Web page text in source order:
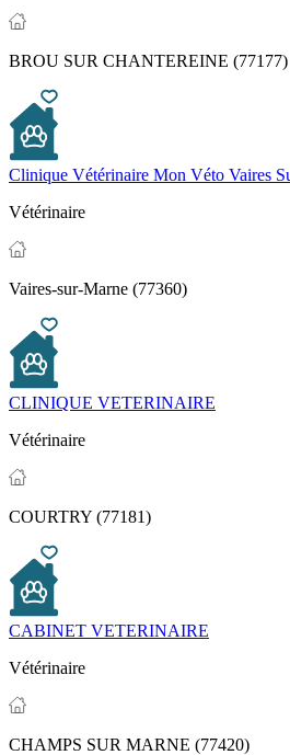
BROU SUR CHANTEREINE (77177)
Clinique Vétérinaire Mon Véto Vaires
Vétérinaire
Vaires-sur-Marne (77360)
CLINIQUE VETERINAIRE
Vétérinaire
COURTRY (77181)
CABINET VETERINAIRE
Vétérinaire
CHAMPS SUR MARNE (77420)